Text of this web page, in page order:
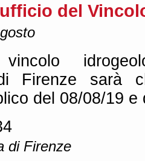
del
di Firenze sarà
del 08/08/19 e
di Firenze